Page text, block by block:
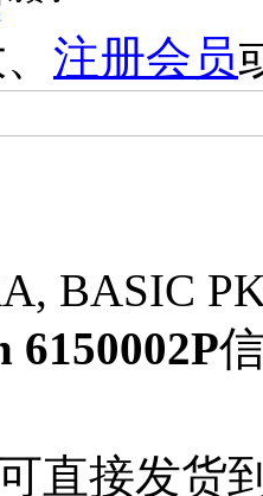
注册会员
BASIC
6150002P
直接发货